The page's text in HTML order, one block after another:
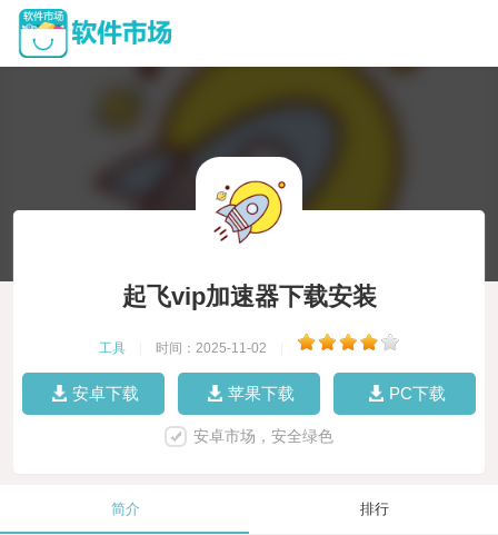
起飞vip加速器下载安装
工具 时间：2025-11-02
安卓下载 苹果下载 PC下载
安卓市场，安全绿色
简介 排行